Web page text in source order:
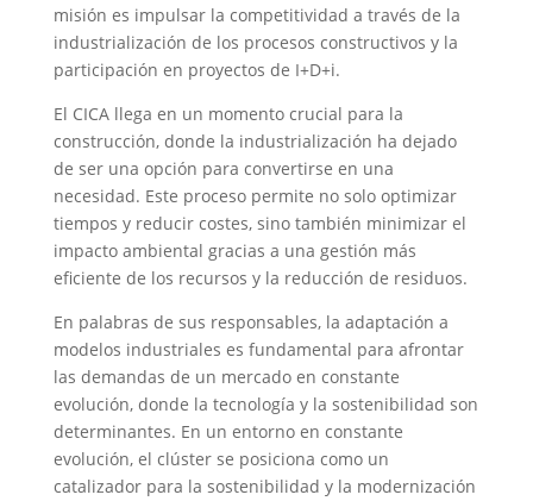
misión es impulsar la competitividad a través de la
industrialización de los procesos constructivos y la
participación en proyectos de I+D+i.
El CICA llega en un momento crucial para la
construcción, donde la industrialización ha dejado
de ser una opción para convertirse en una
necesidad. Este proceso permite no solo optimizar
tiempos y reducir costes, sino también minimizar el
impacto ambiental gracias a una gestión más
eficiente de los recursos y la reducción de residuos.
En palabras de sus responsables, la adaptación a
modelos industriales es fundamental para afrontar
las demandas de un mercado en constante
evolución, donde la tecnología y la sostenibilidad son
determinantes. En un entorno en constante
evolución, el clúster se posiciona como un
catalizador para la sostenibilidad y la modernización